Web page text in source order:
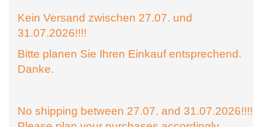
Kein Versand zwischen 27.07. und
31.07.2026!!!!
Bitte planen Sie Ihren Einkauf entsprechend.
Danke.
No shipping between 27.07. and 31.07.2026!!!!